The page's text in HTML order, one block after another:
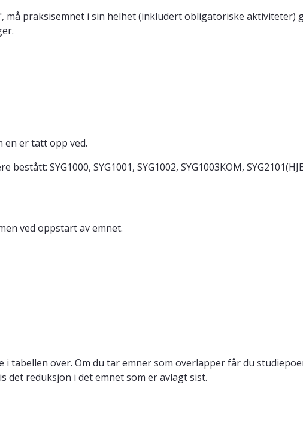
praksisemnet i sin helhet (inkludert obligatoriske aktiviteter)
en er tatt opp ved.
SYG1000, SYG1001, SYG1002, SYG1003KOM,
ved oppstart av emnet.
i tabellen over. Om du tar emner som overlapper får du
det reduksjon i det emnet som er avlagt sist.